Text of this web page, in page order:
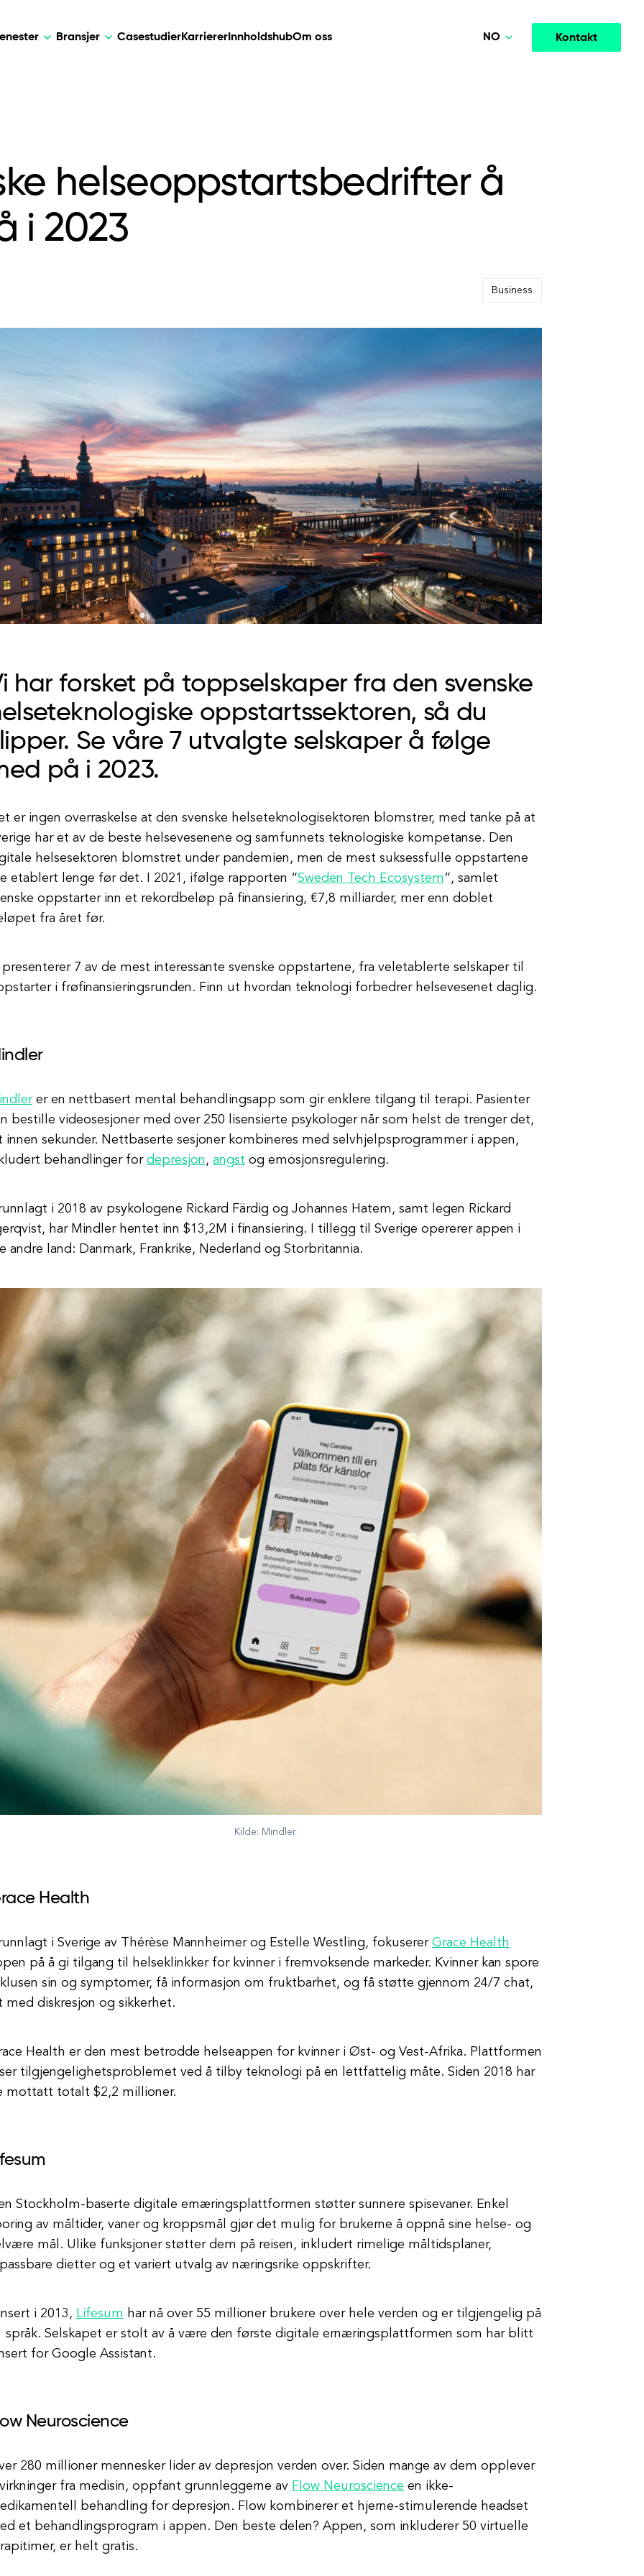
Web Development
Mobile Development
Webflow Development
Agile Project Management
Bransjer
og telehelse.
øker engasjementet.
CasestudierKarrierer InnholdshubOm oss Kontakt
NO
helseoppstartsbedrifter å
i 2023
Business
har forsket på toppselskaper fra den svenske
oppstartssektoren, så du
Se våre 7 utvalgte selskaper å følge
på i 2023.
er ingen overraskelse at den svenske helseteknologisektoren blomstrer, med tanke på at
har et av de beste helsevesenene og samfunnets teknologiske kompetanse. Den
helsesektoren blomstret under pandemien, men de mest suksessfulle oppstartene
etablert lenge før det. I 2021, ifølge rapporten “Sweden Tech Ecosystem”, samlet
oppstarter inn et rekordbeløp på finansiering, €7,8 milliarder, mer enn doblet
fra året før.
presenterer 7 av de mest interessante svenske oppstartene, fra veletablerte selskaper til
i frøfinansieringsrunden. Finn ut hvordan teknologi forbedrer helsevesenet daglig.
er en nettbasert mental behandlingsapp som gir enklere tilgang til terapi. Pasienter
bestille videosesjoner med over 250 lisensierte psykologer når som helst de trenger det,
innen sekunder. Nettbaserte sesjoner kombineres med selvhjelpsprogrammer i appen,
behandlinger for depresjon , angst og emosjonsregulering.
i 2018 av psykologene Rickard Färdig og Johannes Hatem, samt legen Rickard
har Mindler hentet inn $13,2M i finansiering. I tillegg til Sverige opererer appen i
andre land: Danmark, Frankrike, Nederland og Storbritannia.
Kilde: Mindler
Health
i Sverige av Thérèse Mannheimer og Estelle Westling, fokuserer Grace Health
på å gi tilgang til helseklinkker for kvinner i fremvoksende markeder. Kvinner kan spore
sin og symptomer, få informasjon om fruktbarhet, og få støtte gjennom 24/7 chat,
med diskresjon og sikkerhet.
Health er den mest betrodde helseappen for kvinner i Øst- og Vest-Afrika. Plattformen
tilgjengelighetsproblemet ved å tilby teknologi på en lettfattelig måte. Siden 2018 har
mottatt totalt $2,2 millioner.
Stockholm-baserte digitale ernæringsplattformen støtter sunnere spisevaner. Enkel
av måltider, vaner og kroppsmål gjør det mulig for brukerne å oppnå sine helse- og
mål. Ulike funksjoner støtter dem på reisen, inkludert rimelige måltidsplaner,
dietter og et variert utvalg av næringsrike oppskrifter.
i 2013, Lifesum har nå over 55 millioner brukere over hele verden og er tilgjengelig på
språk. Selskapet er stolt av å være den første digitale ernæringsplattformen som har blitt
for Google Assistant.
Neuroscience
280 millioner mennesker lider av depresjon verden over. Siden mange av dem opplever
fra medisin, oppfant grunnleggerne av Flow Neuroscience en ikke-
behandling for depresjon. Flow kombinerer et hjerne-stimulerende headset
et behandlingsprogram i appen. Den beste delen? Appen, som inkluderer 50 virtuelle
er helt gratis.